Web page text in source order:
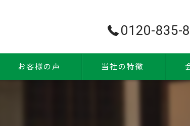
0120-835-
お客様の声 当社の特徴